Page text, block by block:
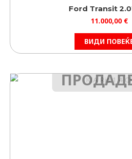
Ford Transit
11.000,00 €
ВИДИ